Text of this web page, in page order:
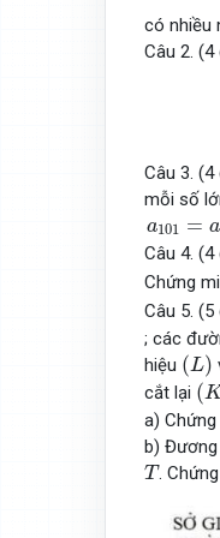
có nhiều
Câu 2.
Câu 3.
mỗi số
a101 = a
101 =
Câu 4.
Chứng
Câu 5.
; các
hiệu (L)
(L)
cắt lại (K
(K
a)
b)
T
T.